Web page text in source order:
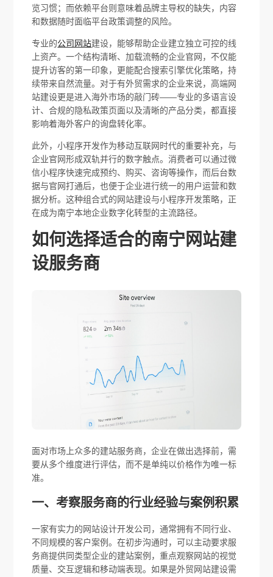
览习惯；而依赖平台则意味着品牌主导权的缺失，内容
和数据随时面临平台政策调整的风险。
专业的公司网站建设，能够帮助企业建立独立可控的线
上资产。一个结构清晰、加载流畅的企业官网，不仅能
提升访客的第一印象，更能配合搜索引擎优化策略，持
续带来自然流量。对于有外贸需求的企业来说，高端网
站建设更是进入海外市场的敲门砖——专业的多语言设
计、合规的隐私政策页面以及清晰的产品分类，都直接
影响着海外客户的询盘转化率。
此外，小程序开发作为移动互联网时代的重要补充，与
企业官网形成双轨并行的数字触点。消费者可以通过微
信小程序快速完成预约、购买、咨询等操作，而后台数
据与官网打通后，也便于企业进行统一的用户运营和数
据分析。这种组合式的网站建设与小程序开发策略，正
在成为南宁本地企业数字化转型的主流路径。
如何选择适合的南宁网站建
设服务商
面对市场上众多的建站服务商，企业在做出选择前，需
要从多个维度进行评估，而不是单纯以价格作为唯一标
准。
一、考察服务商的行业经验与案例积累
一家有实力的网站设计开发公司，通常拥有不同行业、
不同规模的客户案例。在初步沟通时，可以主动要求服
务商提供同类型企业的建站案例，重点观察网站的视觉
质量、交互逻辑和移动端表现。如果是外贸网站建设需